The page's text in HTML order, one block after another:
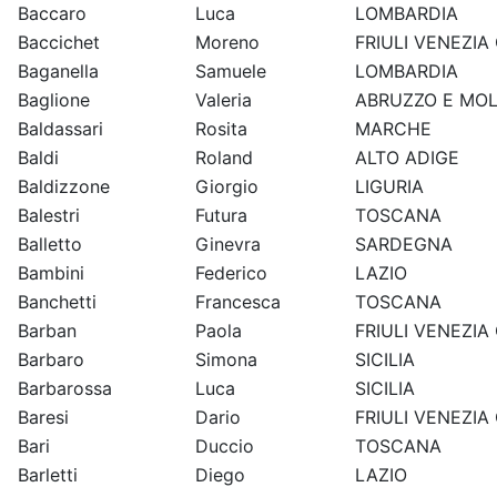
Baccaro
Luca
LOMBARDIA
Baccichet
Moreno
FRIULI VENEZIA
Baganella
Samuele
LOMBARDIA
Baglione
Valeria
ABRUZZO E
Baldassari
Rosita
MARCHE
Baldi
Roland
ALTO ADIGE
Baldizzone
Giorgio
LIGURIA
Balestri
Futura
TOSCANA
Balletto
Ginevra
SARDEGNA
Bambini
Federico
LAZIO
Banchetti
Francesca
TOSCANA
Barban
Paola
FRIULI VENEZIA
Barbaro
Simona
SICILIA
Barbarossa
Luca
SICILIA
Baresi
Dario
FRIULI VENEZIA
Bari
Duccio
TOSCANA
Barletti
Diego
LAZIO